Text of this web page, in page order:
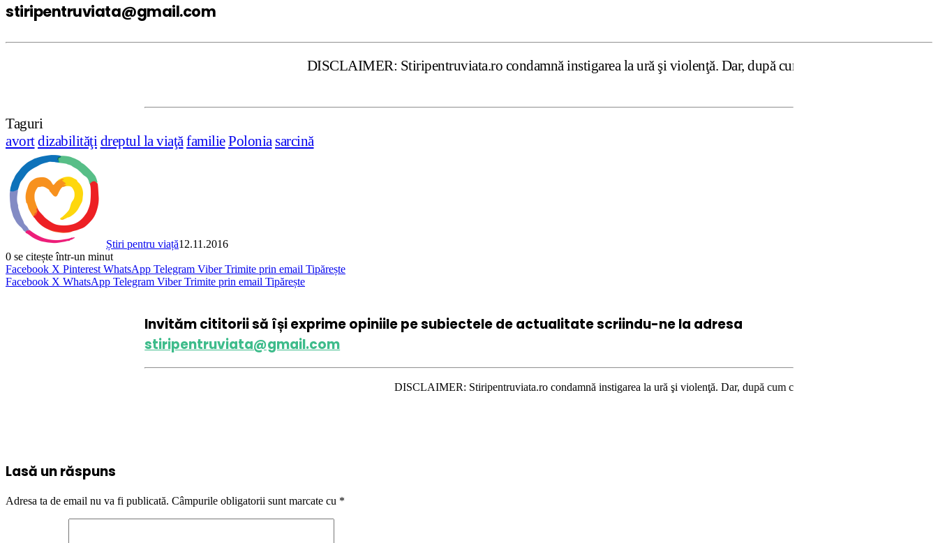
stiripentruviata@gmail.com
DISCLAIMER: Stiripentruviata.ro condamnă instigarea la ură şi violenţă. Dar, după cum confirmă şi CEDO în cazul
Taguri
avortdizabilităţi dreptul la viaţăfamiliePoloniasarcină
Știri pentru viață12.11.2016
0 se citește într-un minut
Facebook X Pinterest WhatsApp Telegram Viber Trimite prin email Tipărește
Facebook X WhatsApp Telegram Viber Trimite prin email Tipărește
Invităm cititorii să își exprime opiniile pe subiectele de actualitate scriindu-ne la adresa
stiripentruviata@gmail.com
DISCLAIMER: Stiripentruviata.ro condamnă instigarea la ură şi violenţă. Dar, după cum confirmă şi CEDO în cazul Handyside vs.
Lasă un răspuns
Adresa ta de email nu va fi publicată. Câmpurile obligatorii sunt marcate cu *